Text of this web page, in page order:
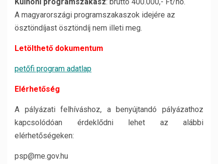
A magyarországi programszakaszok idejére az
ösztöndíjast ösztöndíj nem illeti meg.
Letölthető dokumentum
petőfi program adatlap
Elérhetőség
A pályázati felhíváshoz, a benyújtandó pályázathoz
kapcsolódóan érdeklődni lehet az alábbi
elérhetőségeken:
psp@me.gov.hu